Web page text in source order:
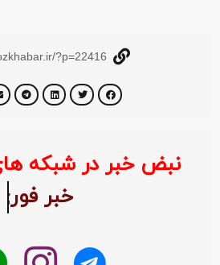
?p=22416
نبض خبر در شبکه